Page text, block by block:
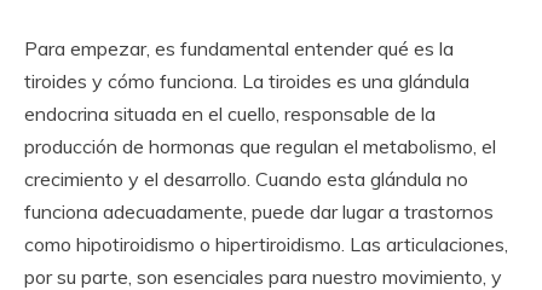
Para empezar, es fundamental entender qué es la
tiroides y cómo funciona. La tiroides es una glándula
endocrina situada en el cuello, responsable de la
producción de hormonas que regulan el metabolismo, el
crecimiento y el desarrollo. Cuando esta glándula no
funciona adecuadamente, puede dar lugar a trastornos
como hipotiroidismo o hipertiroidismo. Las articulaciones,
por su parte, son esenciales para nuestro movimiento, y